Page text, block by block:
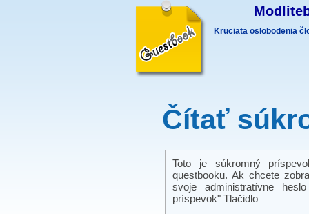
Kruciata oslobodenia
Čítať
Toto je súkromný
questbooku. Ak chcete
svoje administratívne
príspevok" Tlačidlo